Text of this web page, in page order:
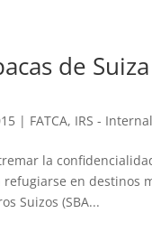
de
| FATCA, IRS -
la
en destinos
Suizos (SBA...